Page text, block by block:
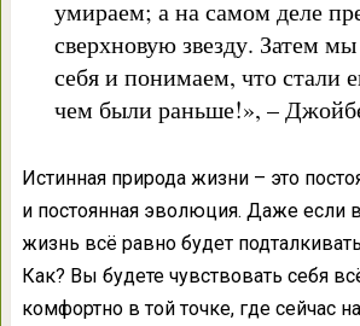
умираем; а на самом деле
сверхновую звезду. Затем
себя и понимаем, что стали
чем были раньше!», –
Истинная природа жизни – это
и постоянная эволюция. Даже если
жизнь всё равно будет
Как? Вы будете чувствовать себя
комфортно в той точке, где сейчас